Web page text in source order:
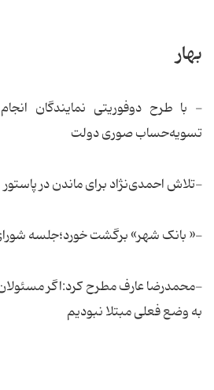
بهار
- با طرح دوفوریتی نمایندگان
تسویه‌حساب صوری دولت
-تلاش احمدی‌نژاد برای ماندن در پاستور
-« بانک شهر» برگشت خورد؛جلسه
-محمدرضا عارف مطرح کرد:اگر
به وضع فعلی مبتلا نبودیم